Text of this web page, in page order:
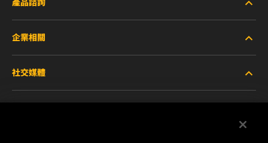
重型設備車輛
小客車與商用車
企業相關
關於WIX
社交媒體